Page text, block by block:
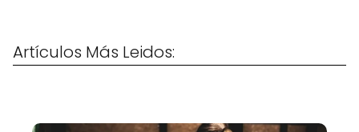
Artículos Más Leidos: